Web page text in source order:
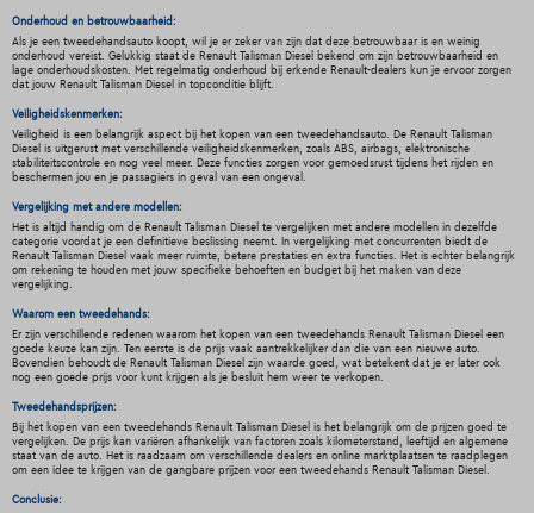
Onderhoud en betrouwbaarheid:
Als je een tweedehandsauto koopt, wil je er zeker van zijn dat deze betrouwbaar is en weinig
onderhoud vereist. Gelukkig staat de Renault Talisman Diesel bekend om zijn betrouwbaarheid en
lage onderhoudskosten. Met regelmatig onderhoud bij erkende Renault-dealers kun je ervoor zorgen
dat jouw Renault Talisman Diesel in topconditie blijft.
Veiligheidskenmerken:
Veiligheid is een belangrijk aspect bij het kopen van een tweedehandsauto. De Renault Talisman
Diesel is uitgerust met verschillende veiligheidskenmerken, zoals ABS, airbags, elektronische
stabiliteitscontrole en nog veel meer. Deze functies zorgen voor gemoedsrust tijdens het rijden en
beschermen jou en je passagiers in geval van een ongeval.
Vergelijking met andere modellen:
Het is altijd handig om de Renault Talisman Diesel te vergelijken met andere modellen in dezelfde
categorie voordat je een definitieve beslissing neemt. In vergelijking met concurrenten biedt de
Renault Talisman Diesel vaak meer ruimte, betere prestaties en extra functies. Het is echter belangrijk
om rekening te houden met jouw specifieke behoeften en budget bij het maken van deze
vergelijking.
Waarom een tweedehands:
Er zijn verschillende redenen waarom het kopen van een tweedehands Renault Talisman Diesel een
goede keuze kan zijn. Ten eerste is de prijs vaak aantrekkelijker dan die van een nieuwe auto.
Bovendien behoudt de Renault Talisman Diesel zijn waarde goed, wat betekent dat je er later ook
nog een goede prijs voor kunt krijgen als je besluit hem weer te verkopen.
Tweedehandsprijzen:
Bij het kopen van een tweedehands Renault Talisman Diesel is het belangrijk om de prijzen goed te
vergelijken. De prijs kan variëren afhankelijk van factoren zoals kilometerstand, leeftijd en algemene
staat van de auto. Het is raadzaam om verschillende dealers en online marktplaatsen te raadplegen
om een idee te krijgen van de gangbare prijzen voor een tweedehands Renault Talisman Diesel.
Conclusie: